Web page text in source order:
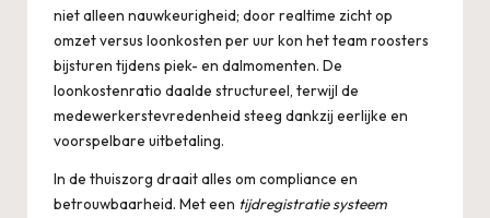
niet alleen nauwkeurigheid; door realtime zicht op
omzet versus loonkosten per uur kon het team roosters
bijsturen tijdens piek- en dalmomenten. De
loonkostenratio daalde structureel, terwijl de
medewerkerstevredenheid steeg dankzij eerlijke en
voorspelbare uitbetaling.
In de thuiszorg draait alles om compliance en
betrouwbaarheid. Met een tijdregistratie systeem